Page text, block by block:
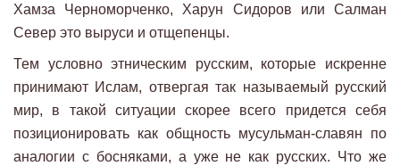
Хамза Черноморченко, Харун Сидоров или Салман
Север это выруси и отщепенцы.
Тем условно этническим русским, которые искренне
принимают Ислам, отвергая так называемый русский
мир, в такой ситуации скорее всего придется себя
позиционировать как общность мусульман-славян по
аналогии с босняками, а уже не как русских. Что же